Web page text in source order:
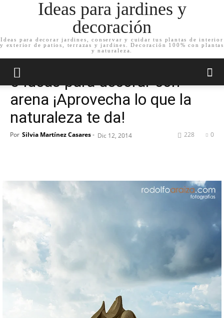
Ideas para jardines y
decoración
Ideas para decorar jardines, conservar y cuidar tus plantas de interior
y exterior de patios, terrazas y jardines. Decoración 100% con plantas
y naturaleza.
Inicio Noticias Curiosidades
5 Ideas para decorar con
arena ¡Aprovecha lo que la
naturaleza te da!
Por Silvia Martínez Casares- Dic 12, 2014 0
228